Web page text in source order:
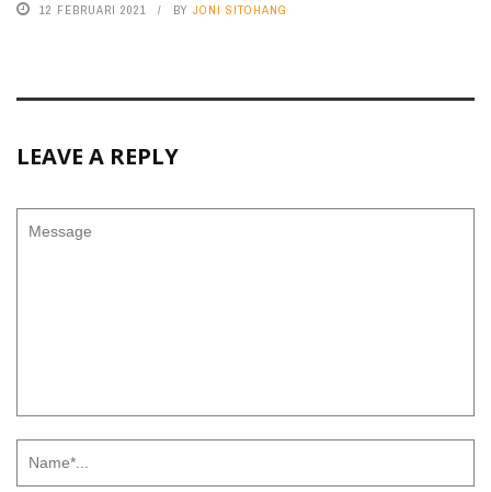
12 FEBRUARI 2021 BY JONI SITOHANG
LEAVE A REPLY